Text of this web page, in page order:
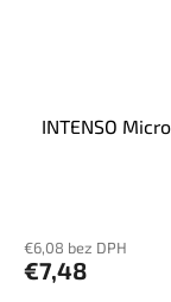
INTENSO
€6,08 bez DPH
€7,48